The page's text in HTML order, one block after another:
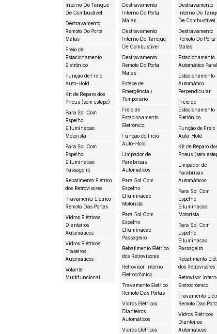
Interno Do Tanque
De Combustivel
Destravamento
Remoto Do Porta
Malas
Freio de
Estacionamento
Eletrônico
Função de Freio
Auto-Hold
Kit de Reparo dos
Pneus (sem estepe)
Para Sol Com
Espelho
EIluminacao
Motorista
Para Sol Com
Espelho
EIluminacao
Passageiro
Rebatimento Elétrico
dos Retrovisores
Travamento Eletrico
Remoto Das Portas
Vidros Elétricos
Dianteiros
Automáticos
Vidros Elétricos
Traseiros
Automáticos
Volante
Multifuncional
Destravamento
Interno Do Porta
Malas
Destravamento
Interno Do Tanque
De Combustivel
Destravamento
Remoto Do Porta
Malas
Estepe de
Emergência /
Temporário
Freio de
Estacionamento
Eletrônico
Função de Freio
Auto-Hold
Limpador de
Parabrisas
Automáticos
Para Sol Com
Espelho
EIluminacao
Motorista
Para Sol Com
Espelho
EIluminacao
Passageiro
Rebatimento Elétrico
dos Retrovisores
Retrovisor Interno
Eletrocrômico
Travamento Eletrico
Remoto Das Portas
Vidros Elétricos
Dianteiros
Automáticos
Vidros Elétricos
Destravamento
Interno Do
De Combustivel
Destravamento
Remoto Do Porta
Malas
Estacionamento
Automático
Estacionamento
Automático
Perpendicular
Freio de
Estacionamento
Eletrônico
Função de Freio
Auto-Hold
Kit de Reparo
Pneus (sem
Limpador de
Parabrisas
Automáticos
Para Sol Com
Espelho
EIluminacao
Motorista
Para Sol Com
Espelho
EIluminacao
Passageiro
Rebatimento
dos Retrovisores
Retrovisor
Eletrocrômico
Travamento
Remoto Das
Vidros Elétricos
Dianteiros
Automáticos